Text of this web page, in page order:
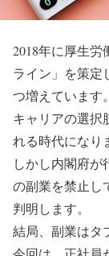
2018年に厚生
ライン」を策定
つ増えています。
キャリアの選択
れる時代になり
しかし内閣府が
の副業を禁止し
判明します。
結局、副業はタ